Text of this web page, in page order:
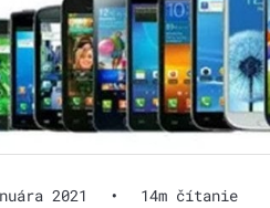
2021 • 14m čítanie